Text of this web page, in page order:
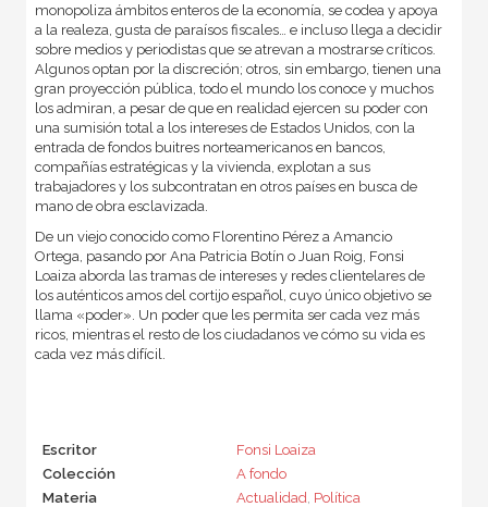
monopoliza ámbitos enteros de la economía, se codea y apoya
a la realeza, gusta de paraísos fiscales… e incluso llega a decidir
sobre medios y periodistas que se atrevan a mostrarse críticos.
Algunos optan por la discreción; otros, sin embargo, tienen una
gran proyección pública, todo el mundo los conoce y muchos
los admiran, a pesar de que en realidad ejercen su poder con
una sumisión total a los intereses de Estados Unidos, con la
entrada de fondos buitres norteamericanos en bancos,
compañías estratégicas y la vivienda, explotan a sus
trabajadores y los subcontratan en otros países en busca de
mano de obra esclavizada.
De un viejo conocido como Florentino Pérez a Amancio
Ortega, pasando por Ana Patricia Botín o Juan Roig, Fonsi
Loaiza aborda las tramas de intereses y redes clientelares de
los auténticos amos del cortijo español, cuyo único objetivo se
llama «poder». Un poder que les permita ser cada vez más
ricos, mientras el resto de los ciudadanos ve cómo su vida es
cada vez más difícil.
Escritor
Fonsi Loaiza
Colección
A fondo
Materia
Actualidad Política